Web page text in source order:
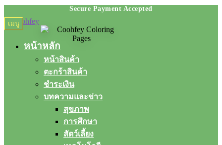
Skip
to
Skip
to
เมนู
หน้าหลัก
หน้าสินค้า
ตะกร้าสินค้า
ชำระเงิน
บทความและข่าว
สุขภาพ
การศึกษา
สัตว์เลี้ยง